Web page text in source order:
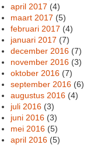
april 2017 (4)
maart 2017 (5)
februari 2017 (4)
januari 2017 (7)
december 2016 (7)
november 2016 (3)
oktober 2016 (7)
september 2016 (6)
augustus 2016 (4)
juli 2016 (3)
juni 2016 (3)
mei 2016 (5)
april 2016 (5)